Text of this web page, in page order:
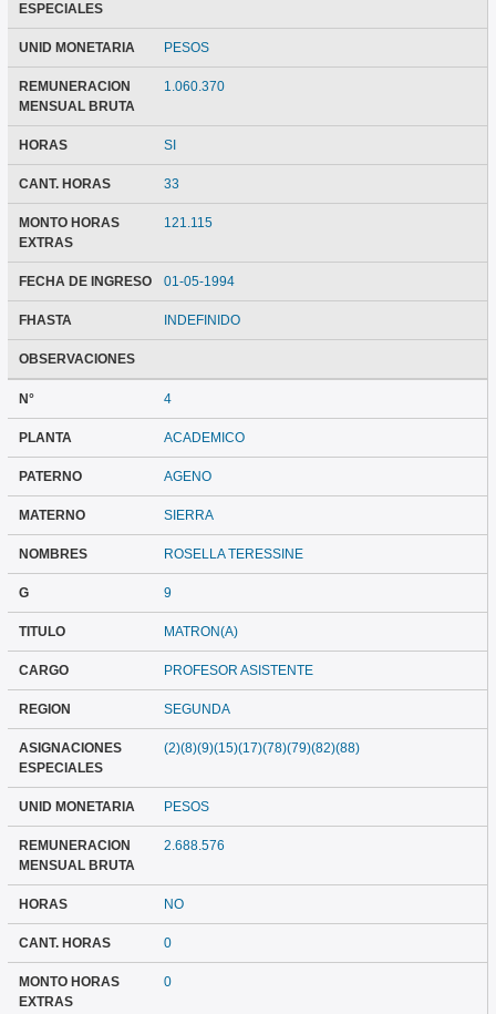
ESPECIALES
UNID MONETARIA PESOS
REMUNERACION
MENSUAL BRUTA
1.060.370
HORAS SI
CANT. HORAS 33
MONTO HORAS
EXTRAS
121.115
FECHA DE INGRESO 01-05-1994
FHASTA INDEFINIDO
OBSERVACIONES
N° 4
PLANTA ACADEMICO
PATERNO AGENO
MATERNO SIERRA
NOMBRES ROSELLA TERESSINE
G 9
TITULO MATRON(A)
CARGO PROFESOR ASISTENTE
REGION SEGUNDA
ASIGNACIONES
ESPECIALES
(2)(8)(9)(15)(17)(78)(79)(82)(88)
UNID MONETARIA PESOS
REMUNERACION
MENSUAL BRUTA
2.688.576
HORAS NO
CANT. HORAS 0
MONTO HORAS
EXTRAS
0